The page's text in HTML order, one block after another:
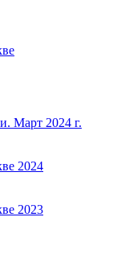
Март 2024 г.
2024
2023